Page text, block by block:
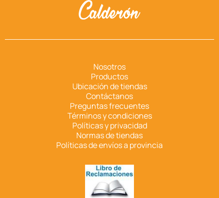
Nosotros
Productos
Ubicación de tiendas
Contáctanos
Preguntas frecuentes
Términos y condiciones
Políticas y privacidad
Normas de tiendas
Políticas de envíos a provincia